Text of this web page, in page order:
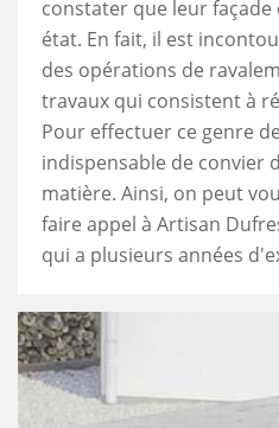
constater que leur façade
état. En fait, il est
des opérations de
travaux qui consistent à
Pour effectuer ce genre
indispensable de convier
matière. Ainsi, on peut
faire appel à Artisan
qui a plusieurs années